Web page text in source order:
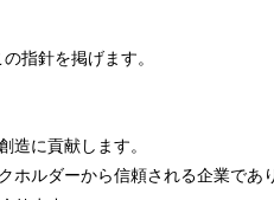
指針を掲げます。
造に貢献します。
ルダーから信頼される企業であ